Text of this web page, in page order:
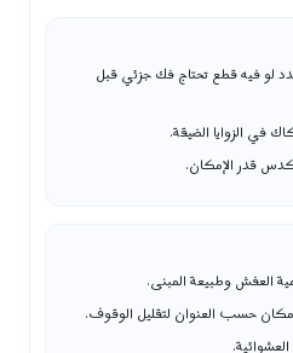
لو فيه قطع تحتاج فك جزئي قبل
في الزوايا الضيقة.
قدر الإمكان.
العفش وطبيعة المبنى.
حسب العنوان لتقليل الوقوف.